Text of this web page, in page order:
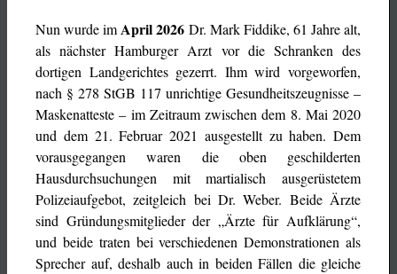
Nun wurde imApril 2026 Dr. Mark Fiddike, 61 Jahre alt,
als nächster Hamburger Arzt vor die Schranken des
dortigen Landgerichtes gezerrt. Ihm wird vorgeworfen,
nach § 278 StGB 117 unrichtige Gesundheitszeugnisse –
Maskenatteste – im Zeitraum zwischen dem 8. Mai 2020
und dem 21. Februar 2021 ausgestellt zu haben. Dem
vorausgegangen waren die oben geschilderten
Hausdurchsuchungen mit martialisch ausgerüstetem
Polizeiaufgebot, zeitgleich bei Dr. Weber. Beide Ärzte
sind Gründungsmitglieder der „Ärzte für Aufklärung“,
und beide traten bei verschiedenen Demonstrationen als
Sprecher auf, deshalb auch in beiden Fällen die gleiche